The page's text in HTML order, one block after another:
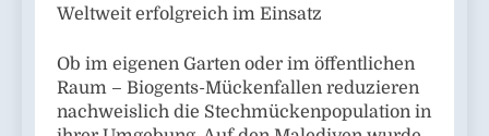
Weltweit erfolgreich im Einsatz
Ob im eigenen Garten oder im öffentlichen
Raum – Biogents-Mückenfallen reduzieren
nachweislich die Stechmückenpopulation in